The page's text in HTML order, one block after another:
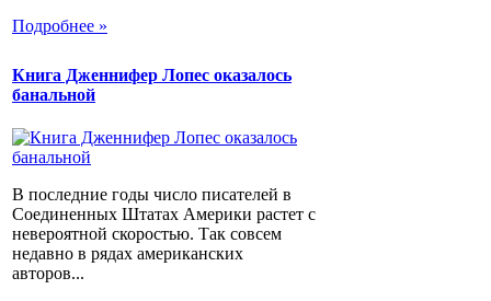
Подробнее »
Книга Дженнифер Лопес оказалось
банальной
В последние годы число писателей в
Соединенных Штатах Америки растет с
невероятной скоростью. Так совсем
недавно в рядах американских
авторов...